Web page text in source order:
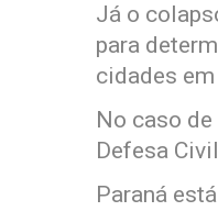
Já o
para
cidades
No caso
Defesa
Paraná